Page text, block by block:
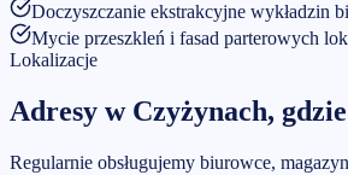
Doczyszczanie ekstrakcyjne wykładzin
Mycie przeszkleń i fasad parterowych
Lokalizacje
Adresy w Czyżynach,
Regularnie obsługujemy biurowce,